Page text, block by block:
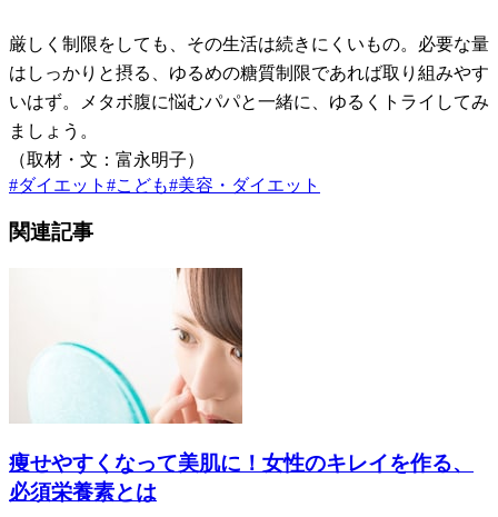
厳しく制限をしても、その生活は続きにくいもの。必要な量
はしっかりと摂る、ゆるめの糖質制限であれば取り組みやす
いはず。メタボ腹に悩むパパと一緒に、ゆるくトライしてみ
ましょう。
（取材・文：富永明子）
#ダイエット #こども#美容・ダイエット
関連記事
痩せやすくなって美肌に！女性のキレイを作る、
必須栄養素とは